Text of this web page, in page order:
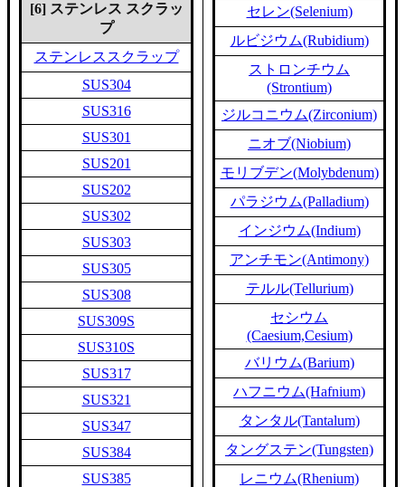
[6] ステンレス スクラッ
プ
ステンレススクラップ
SUS304
SUS316
SUS301
SUS201
SUS202
SUS302
SUS303
SUS305
SUS308
SUS309S
SUS310S
SUS317
SUS321
SUS347
SUS384
SUS385
セレン(Selenium)
ルビジウム(Rubidium)
ストロンチウム
(Strontium)
ジルコニウム(Zirconium)
ニオブ(Niobium)
モリブデン(Molybdenum)
パラジウム(Palladium)
インジウム(Indium)
アンチモン(Antimony)
テルル(Tellurium)
セシウム
(Caesium,Cesium)
バリウム(Barium)
ハフニウム(Hafnium)
タンタル(Tantalum)
タングステン(Tungsten)
レニウム(Rhenium)